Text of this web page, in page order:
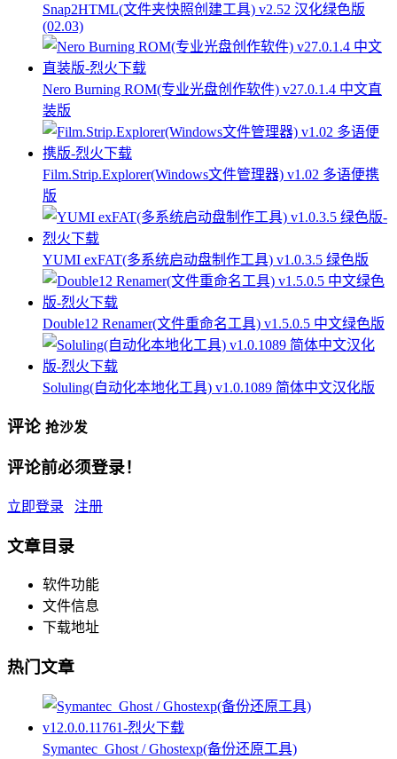
Snap2HTML(文件夹快照创建工具) v2.52 汉化绿色版
(02.03)
Nero Burning ROM(专业光盘创作软件) v27.0.1.4 中文直
装版
Film.Strip.Explorer(Windows文件管理器) v1.02 多语便携
版
YUMI exFAT(多系统启动盘制作工具) v1.0.3.5 绿色版
Double12 Renamer(文件重命名工具) v1.5.0.5 中文绿色版
Soluling(自动化本地化工具) v1.0.1089 简体中文汉化版
评论 抢沙发
评论前必须登录！
立即登录 注册
文章目录
软件功能
文件信息
下载地址
热门文章
Symantec_Ghost / Ghostexp(备份还原工具)